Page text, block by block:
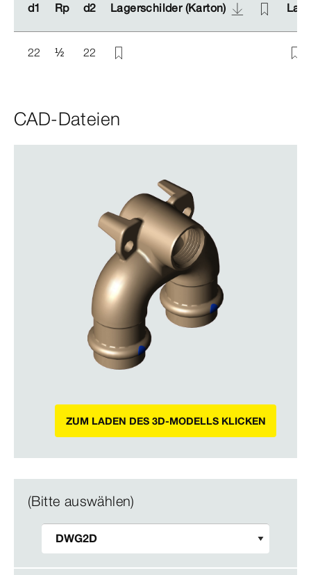
d1 Rp d2 Lagerschilder (Karton)
d1 Rp d2 Lagerschilder (Karton)
22 ½ 22
CAD-Dateien
ZUM LADEN DES 3D-MODELLS KLICKEN
(Bitte auswählen)